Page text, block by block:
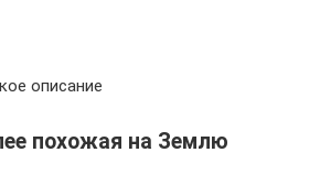
описание
похожая на Землю